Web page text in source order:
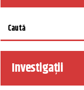
Investigații